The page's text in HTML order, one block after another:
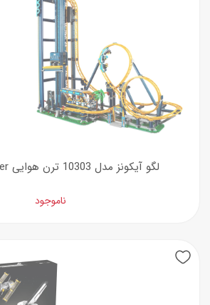
لگو آیکونز مدل 10303 ترن هوایی Loop Coaster
ناموجود